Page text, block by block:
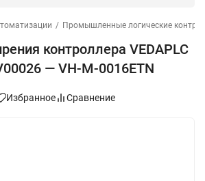
/ Промышленные логические
контроллера VEDAPLC
— VH-M-0016ETN
Избранное Сравнение